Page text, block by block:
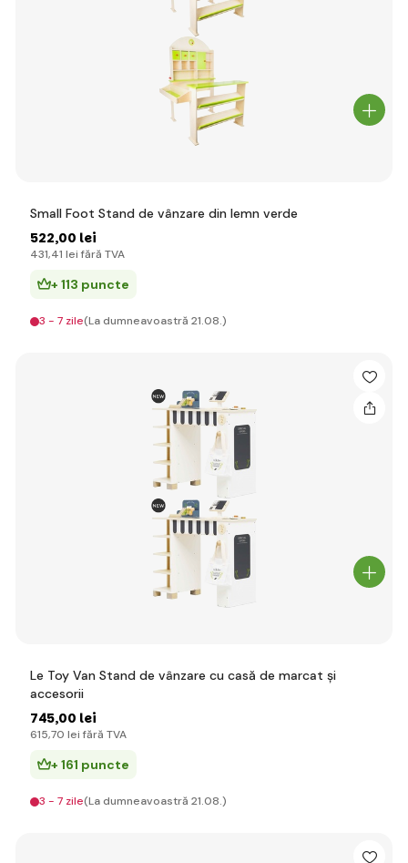
Small Foot Stand de vânzare din lemn verde
522,00 lei
431,41 lei fără TVA
+ 113 puncte
3 - 7 zile(La dumneavoastră 21.08.)
Le Toy Van Stand de vânzare cu casă de marcat și
accesorii
745,00 lei
615,70 lei fără TVA
+ 161 puncte
3 - 7 zile(La dumneavoastră 21.08.)